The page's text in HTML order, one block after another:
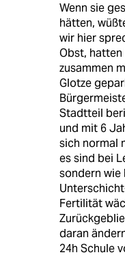
Wenn sie
hätten,
wir hier
Obst, hatten
zusammen
Glotze
Stadtteil
und mit 6
sich normal
es sind bei
sondern wie
Fertilität
daran
24h Schule